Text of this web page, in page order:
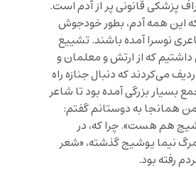
پزشکی قانونی پر از آدم است.
این همه آدم، بطور خودجوش
نوسرا آمده باشند. تشییع
که از ارتش و معلمان و
می‌کردند که دنبال جنازه راه
بسیار بزرگی آمده بود تا شاعر
همانجا به دوستانم گفتم:
هم هست». چرا که، در
نیما یوشیج گذشته، «شعر
رفته بود.